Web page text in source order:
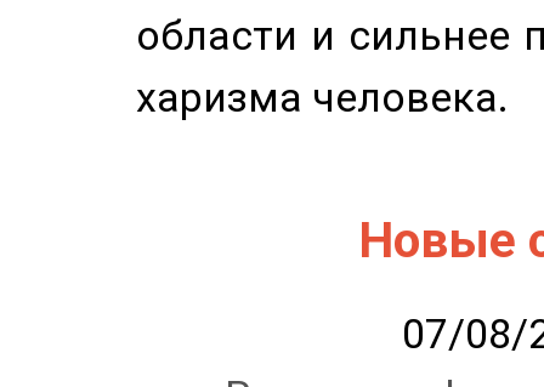
области и сильнее
харизма человека.
Новые
07/08/